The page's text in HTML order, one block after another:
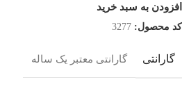
افزودن به سبد خرید
کد محصول: 3277
گارانتی گارانتی معتبر یک ساله